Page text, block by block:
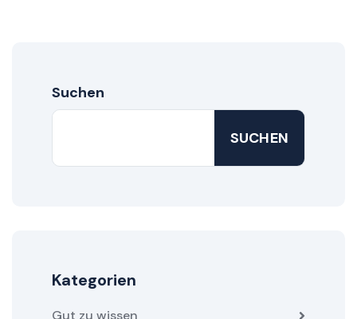
Suchen
SUCHEN
Kategorien
Gut zu wissen